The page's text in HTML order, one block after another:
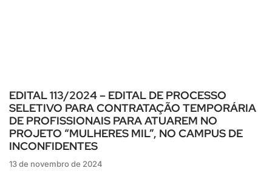
EDITAL 113/2024 – EDITAL DE PROCESSO
SELETIVO PARA CONTRATAÇÃO TEMPORÁRIA
DE PROFISSIONAIS PARA ATUAREM NO
PROJETO “MULHERES MIL”, NO CAMPUS DE
INCONFIDENTES
13 de novembro de 2024